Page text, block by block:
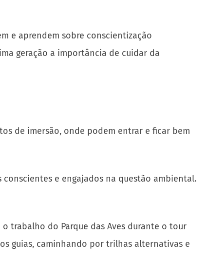
de imersão, onde podem entrar e ficar bem